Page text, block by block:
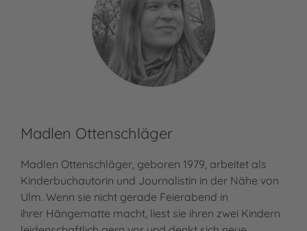
Madlen Ottenschläger
Madlen Ottenschläger, geboren 1979, arbeitet als
Kinderbuchautorin und Journalistin in der Nähe von
Ulm. Wenn sie nicht gerade Feierabend in
ihrer Hängematte macht, liest sie ihren zwei Kindern